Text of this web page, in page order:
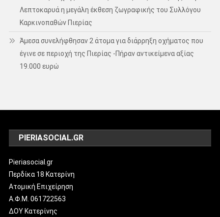
Λεπτοκαρυά η μεγάλη έκθεση ζωγραφικής του Συλλόγου
Καρκινοπαθών Πιερίας
Άμεσα συνελήφθησαν 2 άτομα για διάρρηξη οχήματος που
έγινε σε περιοχή της Πιερίας -Πήραν αντικείμενα αξίας
19.000 ευρώ
PIERIASOCIAL.GR
Pieriasocial.gr
Περδίκα 18 Κατερίνη
Ατομική Επιχείρηση
Α.Φ.Μ. 061722563
ΔΟΥ Κατερίνης